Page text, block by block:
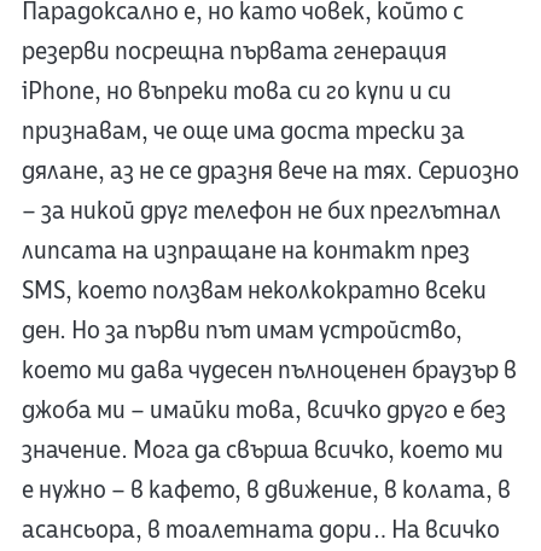
Парадоксално е, но като човек, който с
резерви посрещна първата генерация
iPhone, но въпреки това си го купи и си
признавам, че още има доста трески за
дялане, аз не се дразня вече на тях. Сериозно
– за никой друг телефон не бих преглътнал
липсата на изпращане на контакт през
SMS, което ползвам неколкократно всеки
ден. Но за първи път имам устройство,
което ми дава чудесен пълноценен браузър в
джоба ми – имайки това, всичко друго е без
значение. Мога да свърша всичко, което ми
е нужно – в кафето, в движение, в колата, в
асансьора, в тоалетната дори… На всичко